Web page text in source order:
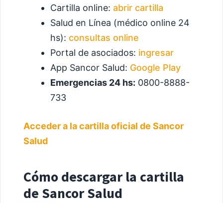
Cartilla online: abrir cartilla
Salud en Línea (médico online 24
hs): consultas online
Portal de asociados: ingresar
App Sancor Salud: Google Play
Emergencias 24 hs: 0800-8888-
733
Acceder a la cartilla oficial de Sancor
Salud
Cómo descargar la cartilla
de Sancor Salud